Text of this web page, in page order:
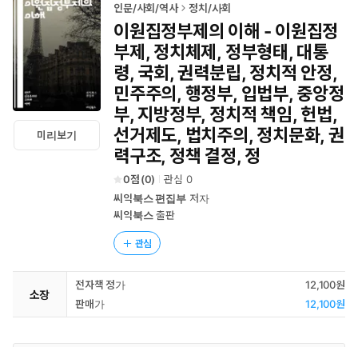
미리보기
인문/사회/역사
정치/사회
이원집정부제의 이해 - 이원집정
부제, 정치체제, 정부형태, 대통
령, 국회, 권력분립, 정치적 안정,
민주주의, 행정부, 입법부, 중앙정
부, 지방정부, 정치적 책임, 헌법,
선거제도, 법치주의, 정치문화, 권
력구조, 정책 결정, 정
0 (0) 관심 0
씨익북스 편집부저자
씨익북스출판
관심
소장
전자책 정가
12,100원
판매가
12,100원